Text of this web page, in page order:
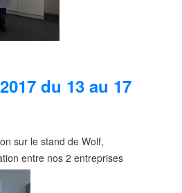
du 13 au 17
sur le stand de Wolf,
entre nos 2 entreprises